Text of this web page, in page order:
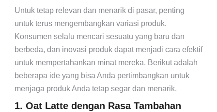
Untuk tetap relevan dan menarik di pasar, penting
untuk terus mengembangkan variasi produk.
Konsumen selalu mencari sesuatu yang baru dan
berbeda, dan inovasi produk dapat menjadi cara efektif
untuk mempertahankan minat mereka. Berikut adalah
beberapa ide yang bisa Anda pertimbangkan untuk
menjaga produk Anda tetap segar dan menarik.
1. Oat Latte dengan Rasa Tambahan